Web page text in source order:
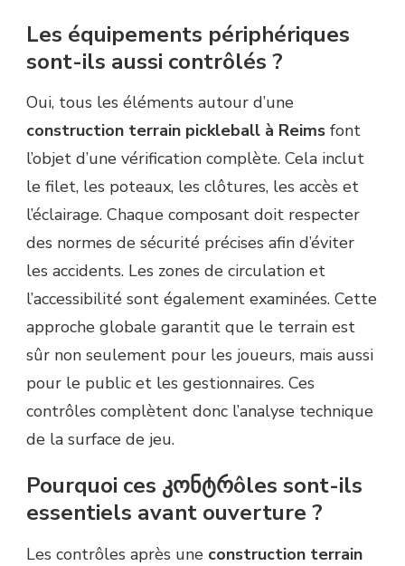
Les équipements périphériques
sont-ils aussi contrôlés ?
Oui, tous les éléments autour d’une
construction terrain pickleball à Reims font
l’objet d’une vérification complète. Cela inclut
le filet, les poteaux, les clôtures, les accès et
l’éclairage. Chaque composant doit respecter
des normes de sécurité précises afin d’éviter
les accidents. Les zones de circulation et
l’accessibilité sont également examinées. Cette
approche globale garantit que le terrain est
sûr non seulement pour les joueurs, mais aussi
pour le public et les gestionnaires. Ces
contrôles complètent donc l’analyse technique
de la surface de jeu.
Pourquoi ces კონტრôles sont-ils
essentiels avant ouverture ?
Les contrôles après une construction terrain